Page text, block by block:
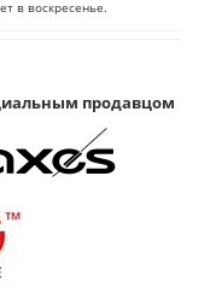
в воскресенье.
продавцом